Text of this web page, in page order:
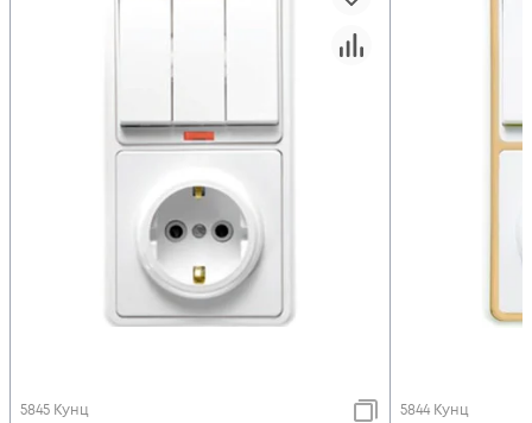
5845 Кунц 5844 Кунц